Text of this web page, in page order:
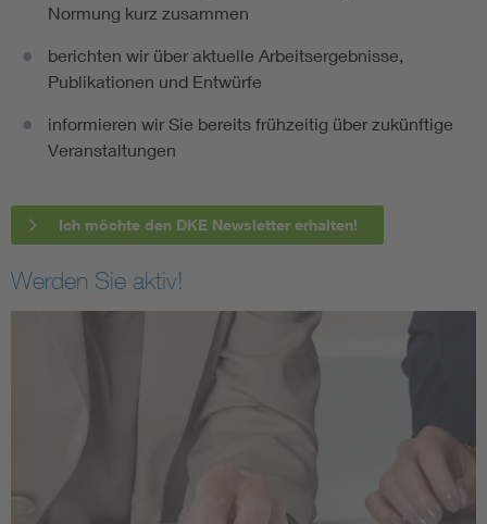
Normung kurz zusammen
berichten wir über aktuelle Arbeitsergebnisse,
Publikationen und Entwürfe
informieren wir Sie bereits frühzeitig über zukünftige
Veranstaltungen
Ich möchte den DKE Newsletter erhalten!
Werden Sie aktiv!